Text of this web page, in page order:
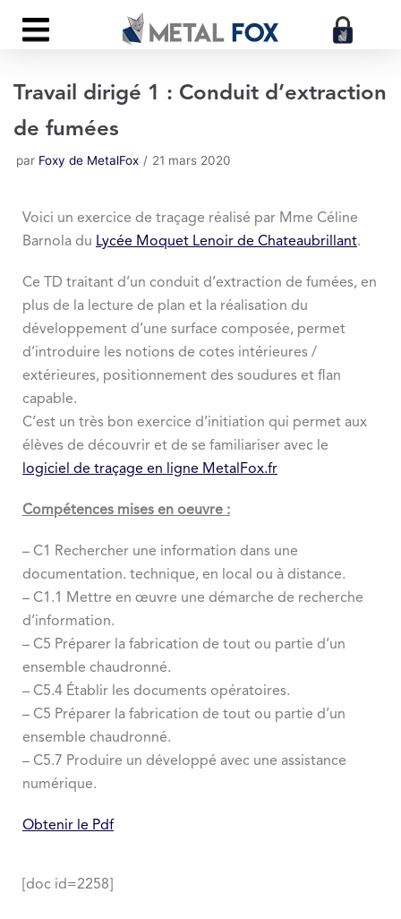
Aller
au
Travail dirigé 1 : Conduit d’extraction
de fumées
par Foxy de MetalFox 21 mars 2020
Voici un exercice de traçage réalisé par Mme Céline
Barnola du Lycée Moquet Lenoir de Chateaubrillant.
Ce TD traitant d’un conduit d’extraction de fumées, en
plus de la lecture de plan et la réalisation du
développement d’une surface composée, permet
d’introduire les notions de cotes intérieures /
extérieures, positionnement des soudures et flan
capable.
C’est un très bon exercice d’initiation qui permet aux
élèves de découvrir et de se familiariser avec le
logiciel de traçage en ligne MetalFox.fr
Compétences mises en oeuvre :
– C1 Rechercher une information dans une
documentation. technique, en local ou à distance.
– C1.1 Mettre en œuvre une démarche de recherche
d’information.
– C5 Préparer la fabrication de tout ou partie d’un
ensemble chaudronné.
– C5.4 Établir les documents opératoires.
– C5 Préparer la fabrication de tout ou partie d’un
ensemble chaudronné.
– C5.7 Produire un développé avec une assistance
numérique.
Obtenir le Pdf
[doc id=2258]